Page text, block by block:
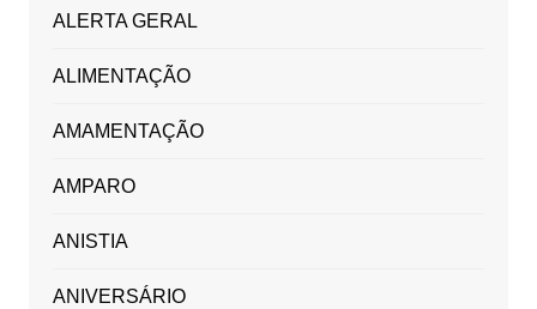
ALERTA GERAL
ALIMENTAÇÃO
AMAMENTAÇÃO
AMPARO
ANISTIA
ANIVERSÁRIO